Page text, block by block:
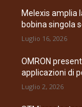
Melexis amplia
bobina singola
Luglio 16, 2026
OMRON
applicazioni di
Luglio 2, 2026